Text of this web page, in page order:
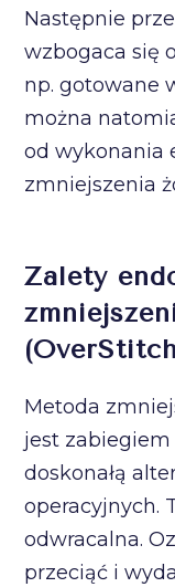
Następnie
wzbogaca się
np. gotowane
można
od wykonania
zmniejszenia
Zalety
Metoda
jest
doskonałą
operacyjnych.
odwracalna.
przeciąć i